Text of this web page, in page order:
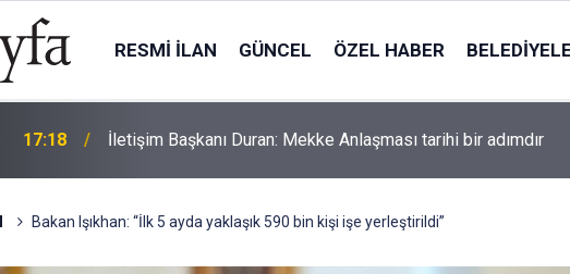
RESMI İLAN GÜNCEL ÖZEL HABER
17:18 İletişim Başkanı Duran: Mekke Anlaşması tarihi bir adımdır
Bakan Işıkhan: “İlk 5 ayda yaklaşık 590 bin kişi işe yerleştirildi”